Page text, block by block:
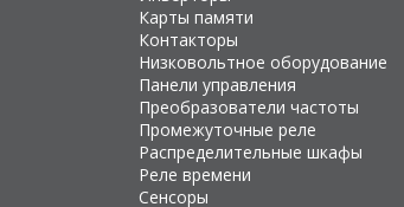
Карты памяти
Контакторы
Низковольтное оборудование
Панели управления
Преобразователи частоты
Промежуточные реле
Распределительные шкафы
Реле времени
Сенсоры